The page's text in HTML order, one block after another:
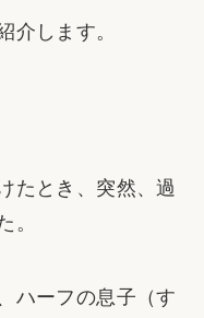
介します。
たとき、突然、過
。
ハーフの息子（す